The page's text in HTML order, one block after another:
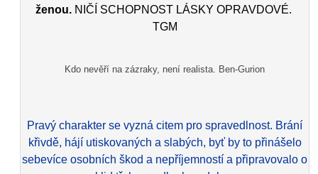
ženou. NIČÍ SCHOPNOST LÁSKY OPRAVDOVÉ.
TGM
Kdo nevěří na zázraky, není realista. Ben-Gurion
Pravý charakter se vyzná citem pro spravedlnost. Brání
křivdě, hájí utiskovaných a slabých, byť by to přinášelo
sebevíce osobních škod a nepříjemností a připravovalo o